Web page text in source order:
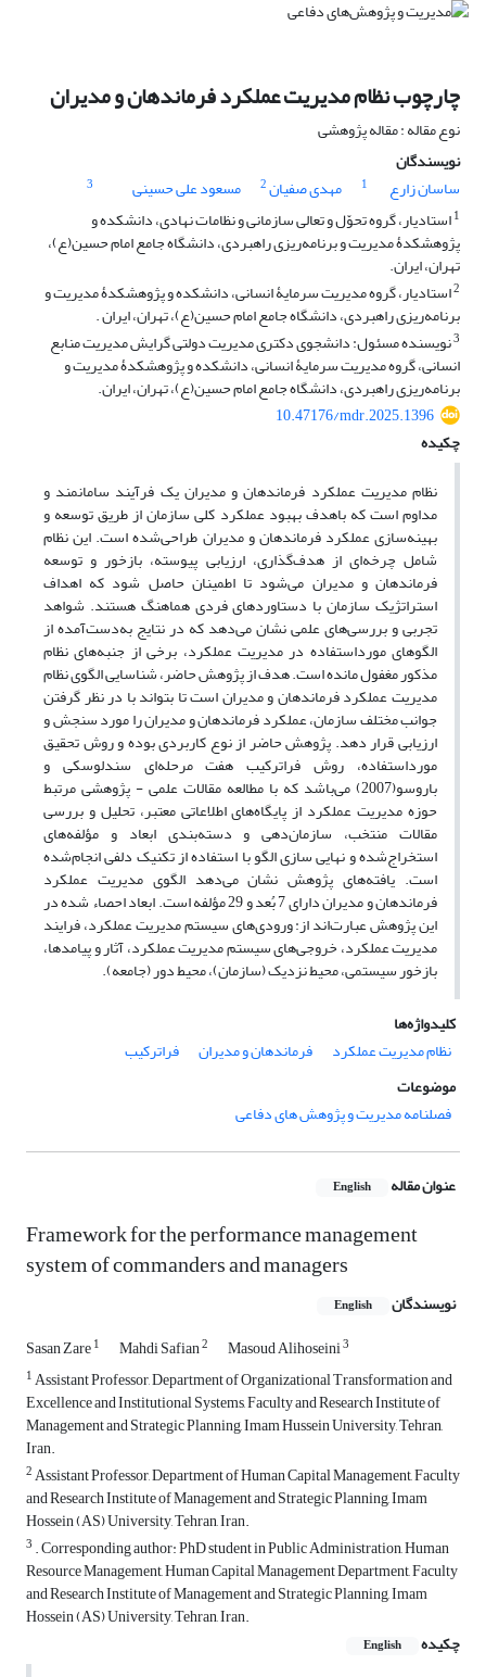
چارچوب نظام مدیریت عملکرد فرماندهان و مدیران
نوع مقاله : مقاله پژوهشی
نویسندگان
ساسان زارع
1 مهدی صفیان2 مسعود علی حسینی
3
1استادیار، گروه تحوّل و تعالی سازمانی و نظامات نهادی، دانشکده و
پژوهشکدۀ مدیریت و برنامه‌ریزی راهبردی، دانشگاه جامع امام حسین(ع)،
تهران، ایران.
2استادیار، گروه مدیریت سرمایۀ انسانی، دانشکده و پژوهشکدۀ مدیریت و
برنامه‌ریزی راهبردی، دانشگاه جامع امام حسین(ع)، تهران، ایران .
3نویسنده مسئول: دانشجوی دکتری مدیریت دولتی گرایش مدیریت منابع
انسانی، گروه مدیریت سرمایۀ انسانی، دانشکده و پژوهشکدۀ مدیریت و
برنامه‌ریزی راهبردی، دانشگاه جامع امام حسین(ع)، تهران، ایران.
10.47176/mdr.2025.1396
چکیده
نظام مدیریت عملکرد فرماندهان و مدیران یک فرآیند سامانمند و
مداوم است که باهدف بهبود عملکرد کلی سازمان از طریق توسعه و
بهینه‌سازی عملکرد فرماندهان و مدیران طراحی‌شده است. این نظام
شامل چرخه‌ای از هدف‌گذاری، ارزیابی پیوسته، بازخور و توسعه
فرماندهان و مدیران می‌شود تا اطمینان حاصل شود که اهداف
استراتژیک سازمان با دستاوردهای فردی هماهنگ هستند. شواهد
تجربی و بررسی‌های علمی نشان می‌دهد که در نتایج به‌دست‌آمده‌‌ از
الگوهای مورداستفاده در مدیریت عملکرد، برخی از جنبه‌های نظام
مذکور مغفول مانده است. هدف از پژوهش حاضر، شناسایی الگوی نظام
مدیریت عملکرد فرماندهان و مدیران است تا بتواند با در نظر گرفتن
جوانب مختلف سازمان، عملکرد فرماندهان و مدیران را مورد سنجش و
ارزیابی قرار دهد. پژوهش حاضر از نوع کاربردی بوده و روش تحقیق
مورداستفاده، روش فراترکیب هفت مرحله‌ای سندلوسکی و
باروسو(2007) می‌باشد که با مطالعه مقالات علمی ‌-‌ پژوهشی مرتبط
حوزه مدیریت عملکرد از پایگاه‌های اطلاعاتی معتبر، تحلیل و بررسی
مقالات منتخب، سازمان‌دهی و دسته‌بندی ابعاد و مؤلفه‌های
استخراج‌شده و نهایی سازی الگو با استفاده از تکنیک دلفی انجام‌شده
است. یافته‌های پژوهش نشان می‌دهد الگوی مدیریت عملکرد
فرماندهان و مدیران دارای 7 بُعد و 29 مؤلفه است. ابعاد احصاء شده‌ در
این پژوهش عبارت‌اند از: ورودی‌های سیستم مدیریت عملکرد، فرایند
مدیریت عملکرد، خروجی‌های سیستم مدیریت عملکرد، آثار و پیامدها،
بازخور سیستمی، محیط نزدیک (سازمان)، محیط دور (جامعه).
کلیدواژه‌ها
نظام مدیریت عملکرد
فرماندهان و مدیران
فراترکیب
موضوعات
فصلنامه مدیریت و پژوهش های دفاعی
عنوان مقاله English
Framework for the performance management
system of commanders and managers
نویسندگان English
Sasan Zare1 Mahdi Safian2 Masoud Alihoseini3
1Assistant Professor, Department of Organizational Transformation and
Excellence and Institutional Systems, Faculty and Research Institute of
Management and Strategic Planning, Imam Hussein University, Tehran,
Iran.
2Assistant Professor, Department of Human Capital Management, Faculty
and Research Institute of Management and Strategic Planning, Imam
Hossein (AS) University, Tehran, Iran.
3 . Corresponding author: PhD student in Public Administration, Human
Resource Management, Human Capital Management Department, Faculty
and Research Institute of Management and Strategic Planning, Imam
Hossein (AS) University, Tehran, Iran.
چکیده
English